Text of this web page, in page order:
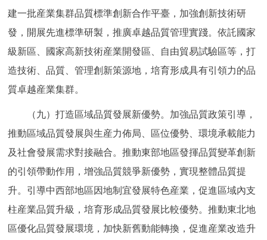
建一批産業集群品質標準創新合作平臺，加強創新技術研
發，開展先進標準研製，推廣卓越品質管理實踐。依託國家
級新區、國家高新技術産業開發區、自由貿易試驗區等，打
造技術、品質、管理創新策源地，培育形成具有引領力的品
質卓越産業集群。
（九）打造區域品質發展新優勢。加強品質政策引導，
推動區域品質發展與生産力佈局、區位優勢、環境承載能力
及社會發展需求對接融合。推動東部地區發揮品質變革創新
的引領帶動作用，增強品質競爭新優勢，實現整體品質提
升。引導中西部地區因地制宜發展特色産業，促進區域內支
柱産業品質升級，培育形成品質發展比較優勢。推動東北地
區優化品質發展環境，加快新舊動能轉換，促進産業改造升